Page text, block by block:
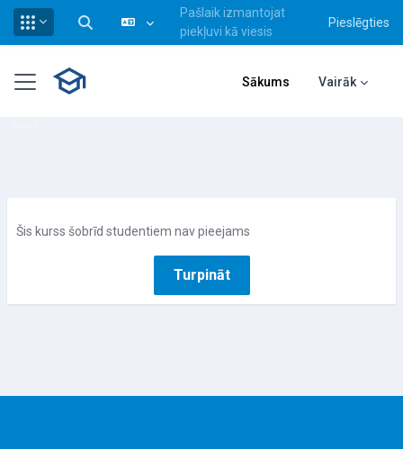
Pārslēgt meklēšanas ievadi
Pašlaik izmantojat
piekļuvi kā viesis
Pieslēgties
Sānu panelis Sākums Vairāk
Šis kurss šobrīd studentiem nav pieejams
Turpināt